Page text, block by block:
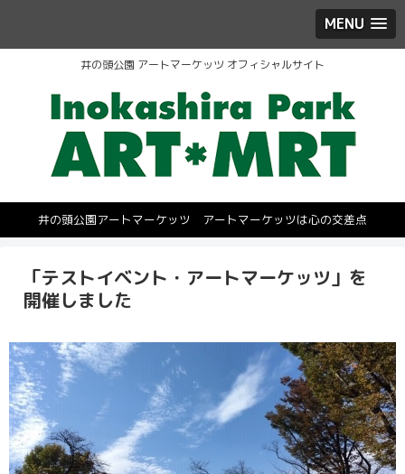
MENU
井の頭公園 アートマーケッツ オフィシャルサイト
井の頭公園アートマーケッツ アートマーケッツは心の交差点
「テストイベント・アートマーケッツ」を
開催しました